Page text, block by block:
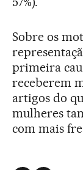
Sobre os
primeira
receberem
artigos do
mulheres
com mais